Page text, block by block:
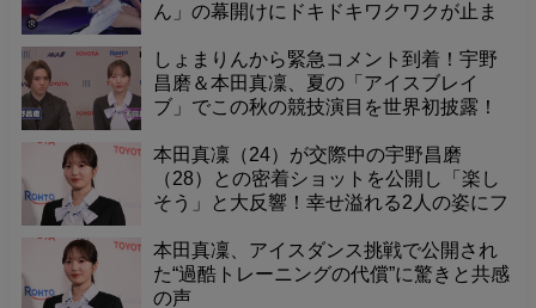
ん」の幕開けにドキドキワクワクが止ま
エール
しょまりんから緊急コメント到着！宇野
昌磨＆本田真凜、夏の「アイスブレイ
ブ」でこの秋の競技演目を世界初披露！
本田真凜（24）が交際中の宇野昌磨
（28）との密着ショットを公開し「楽し
そう」と大反響！幸せ溢れる2人の姿にフ
本田真凜、アイスダンス挑戦で公開され
た“過酷トレーニングの代償”に驚きと共感
の声